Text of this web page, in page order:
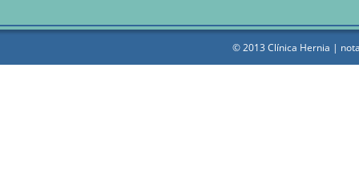
© 2013 Clínica Hernia |